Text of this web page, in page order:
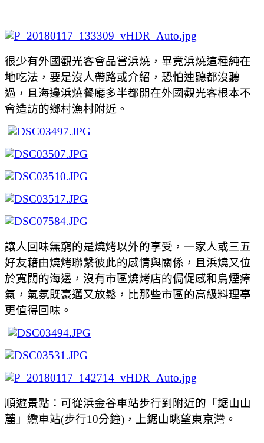
很少有外國觀光客會品嘗浜燒，畢竟浜燒這種純在
地吃法，要是沒人帶路或介紹，恐怕連聽都沒聽
過，且海邊浜燒餐廳多半都開在外國觀光客根本不
會造訪的鄉村漁村附近。
讓人回味無窮的是燒烤以外的享受，一家人或三五
好友藉由燒烤聯繫彼此的感情與關係，且浜燒又位
於寬闊的海邊，沒有市區燒烤店的侷促感和烏煙瘴
氣，氣氛既豪邁又放鬆，比那些市區的高級料理亭
更值得回味。
順遊景點：可從浜金谷車站步行到附近的「鋸山山
麓」纜車站(步行10分鐘) ，上鋸山眺望東京灣。